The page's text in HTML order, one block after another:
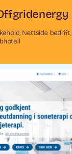
, Nettside bedrift,